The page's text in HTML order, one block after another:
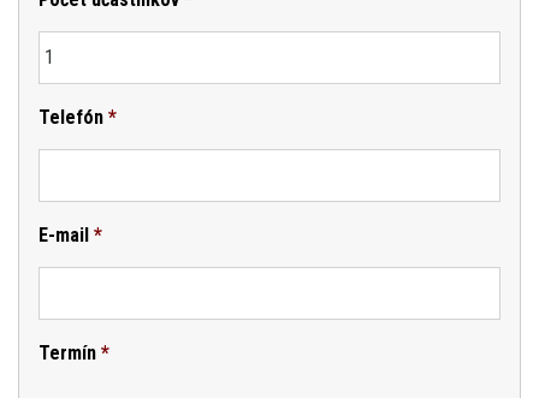
Telefón *
E-mail *
Termín *